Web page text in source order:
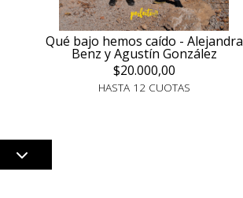
Qué bajo hemos caído - Alejandra
Benz y Agustín González
$20.000,00
HASTA 12 CUOTAS